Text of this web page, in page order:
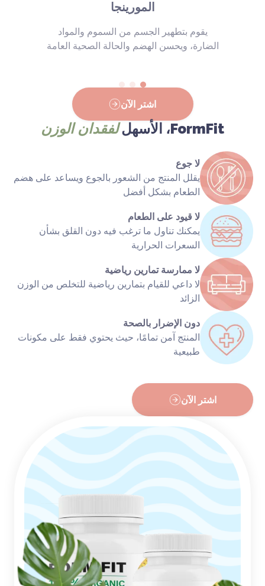
المورينجا
يقوم بتطهير الجسم من السموم والمواد
الضارة، ويحسن الهضم والحالة الصحية العامة
اشتر الآن
FormFit، الأسهل لفقدان الوزن
لا جوع
يقلل المنتج من الشعور بالجوع ويساعد على هضم
الطعام بشكل أفضل
لا قيود على الطعام
يمكنك تناول ما ترغب فيه دون القلق بشأن
السعرات الحرارية
لا ممارسة تمارين رياضية
لا داعي للقيام بتمارين رياضية للتخلص من الوزن
الزائد
دون الإضرار بالصحة
المنتج آمن تمامًا، حيث يحتوي فقط على مكونات
طبيعية
اشتر الآن